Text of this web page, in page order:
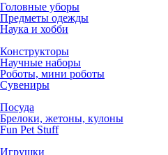
Головные уборы
Предметы одежды
Наука и хобби
Конструкторы
Научные наборы
Роботы, мини роботы
Сувениры
Посуда
Брелоки, жетоны, кулоны
Fun Pet Stuff
Игрушки